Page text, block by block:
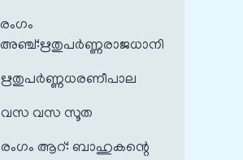
രംഗം
അഞ്ച്‌:ഋതുപർണ്ണരാജധാനി
ഋതുപർണ്ണധരണീപാല
വസ വസ സൂത
രംഗം ആറ്‌: ബാഹുകന്റെ